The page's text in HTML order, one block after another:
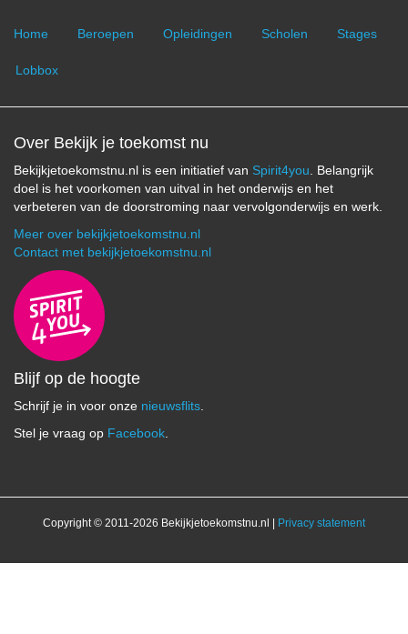
Home Beroepen Opleidingen Scholen Stages
Lobbox
Over Bekijk je toekomst nu
Bekijkjetoekomstnu.nl is een initiatief van Spirit4you . Belangrijk
doel is het voorkomen van uitval in het onderwijs en het
verbeteren van de doorstroming naar vervolgonderwijs en werk.
Meer over bekijkjetoekomstnu.nl
Contact met bekijkjetoekomstnu.nl
Blijf op de hoogte
Schrijf je in voor onze nieuwsflits
Stel je vraag op Facebook
Copyright © 2011-2026 Bekijkjetoekomstnu.nl | Privacy statement